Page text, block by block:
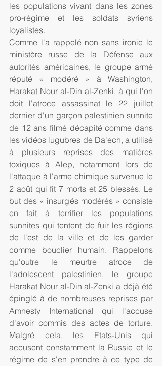
les populations vivant dans les zones
pro-régime et les soldats syriens
loyalistes.
Comme l'a rappelé non sans ironie le
ministère russe de la Défense aux
autorités américaines, le groupe armé
réputé « modéré » à Washington,
Harakat Nour al-Din al-Zenki, à qui l'on
doit l'atroce assassinat le 22 juillet
dernier d'un garçon palestinien sunnite
de 12 ans filmé décapité comme dans
les vidéos lugubres de Da'ech, a utilisé
à plusieurs reprises des matières
toxiques à Alep, notamment lors de
l'attaque à l'arme chimique survenue le
2 août qui fit 7 morts et 25 blessés. Le
but des « insurgés modérés » consiste
en fait à terrifier les populations
sunnites qui tentent de fuir les régions
de l'est de la ville et de les garder
comme bouclier humain. Rappelons
qu'outre le meurtre atroce de
l'adolescent palestinien, le groupe
Harakat Nour al-Din al-Zenki a déjà été
épinglé à de nombreuses reprises par
Amnesty International qui l'accuse
d'avoir commis des actes de torture.
Malgré cela, les Etats-Unis qui
accusent constamment la Russie et le
régime de s'en prendre à ce type de